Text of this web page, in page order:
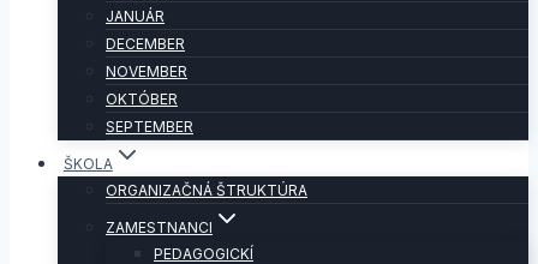
JANUÁR
DECEMBER
NOVEMBER
OKTÓBER
SEPTEMBER
ŠKOLA
ORGANIZAČNÁ ŠTRUKTÚRA
ZAMESTNANCI
PEDAGOGICKÍ